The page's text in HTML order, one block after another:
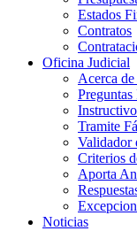
Estados
Contratos
Oficina Judicial
Acerca
Preguntas
Tramite
Validador
Criterios
Aporta
Noticias